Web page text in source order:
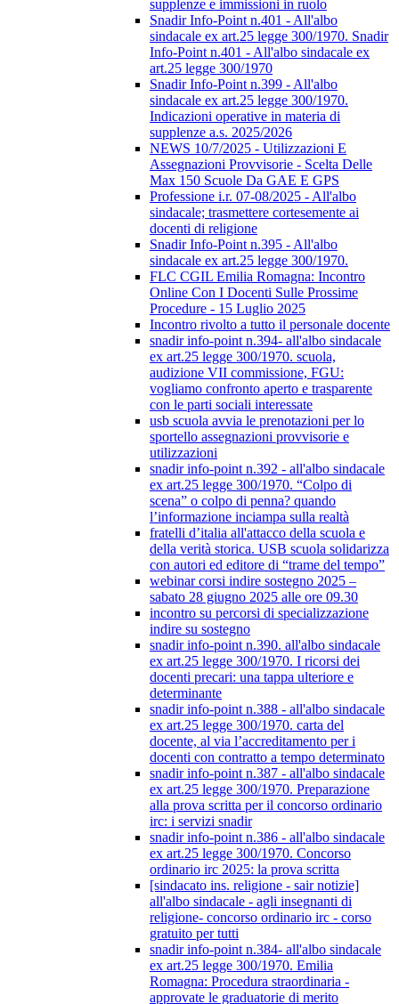
supplenze e immissioni in ruolo
Snadir Info-Point n.401 - All'albo
sindacale ex art.25 legge 300/1970. Snadir
Info-Point n.401 - All'albo sindacale ex
art.25 legge 300/1970
Snadir Info-Point n.399 - All'albo
sindacale ex art.25 legge 300/1970.
Indicazioni operative in materia di
supplenze a.s. 2025/2026
NEWS 10/7/2025 - Utilizzazioni E
Assegnazioni Provvisorie - Scelta Delle
Max 150 Scuole Da GAE E GPS
Professione i.r. 07-08/2025 - All'albo
sindacale; trasmettere cortesemente ai
docenti di religione
Snadir Info-Point n.395 - All'albo
sindacale ex art.25 legge 300/1970.
FLC CGIL Emilia Romagna: Incontro
Online Con I Docenti Sulle Prossime
Procedure - 15 Luglio 2025
Incontro rivolto a tutto il personale docente
snadir info-point n.394- all'albo sindacale
ex art.25 legge 300/1970. scuola,
audizione VII commissione, FGU:
vogliamo confronto aperto e trasparente
con le parti sociali interessate
usb scuola avvia le prenotazioni per lo
sportello assegnazioni provvisorie e
utilizzazioni
snadir info-point n.392 - all'albo sindacale
ex art.25 legge 300/1970. “Colpo di
scena” o colpo di penna? quando
l’informazione inciampa sulla realtà
fratelli d’italia all'attacco della scuola e
della verità storica. USB scuola solidarizza
con autori ed editore di “trame del tempo”
webinar corsi indire sostegno 2025 –
sabato 28 giugno 2025 alle ore 09.30
incontro su percorsi di specializzazione
indire su sostegno
snadir info-point n.390. all'albo sindacale
ex art.25 legge 300/1970. I ricorsi dei
docenti precari: una tappa ulteriore e
determinante
snadir info-point n.388 - all'albo sindacale
ex art.25 legge 300/1970. carta del
docente, al via l’accreditamento per i
docenti con contratto a tempo determinato
snadir info-point n.387 - all'albo sindacale
ex art.25 legge 300/1970. Preparazione
alla prova scritta per il concorso ordinario
irc: i servizi snadir
snadir info-point n.386 - all'albo sindacale
ex art.25 legge 300/1970. Concorso
ordinario irc 2025: la prova scritta
[sindacato ins. religione - sair notizie]
all'albo sindacale - agli insegnanti di
religione- concorso ordinario irc - corso
gratuito per tutti
snadir info-point n.384- all'albo sindacale
ex art.25 legge 300/1970. Emilia
Romagna: Procedura straordinaria -
approvate le graduatorie di merito